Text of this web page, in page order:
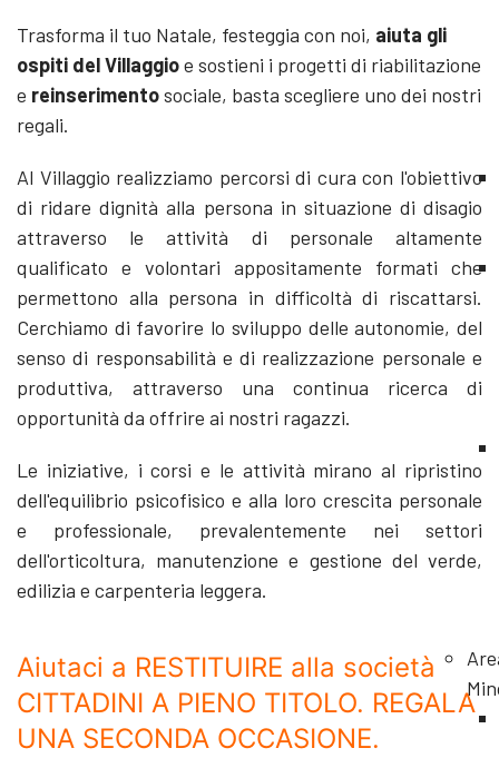
Trasforma il tuo Natale, festeggia con noi, aiuta gli
ospiti del Villaggioe sostieni i progetti di riabilitazione
e reinserimentosociale, basta scegliere uno dei nostri
regali.
Al Villaggio realizziamo percorsi di cura con l'obiettivo
di ridare dignità alla persona in situazione di disagio
attraverso le attività di personale altamente
qualificato e volontari appositamente formati che
permettono alla persona in difficoltà di riscattarsi.
Cerchiamo di favorire lo sviluppo delle autonomie, del
senso di responsabilità e di realizzazione personale e
produttiva, attraverso una continua ricerca di
opportunità da offrire ai nostri ragazzi.
Le iniziative, i corsi e le attività mirano al ripristino
dell'equilibrio psicofisico e alla loro crescita personale
e professionale, prevalentemente nei settori
dell'orticoltura, manutenzione e gestione del verde,
edilizia e carpenteria leggera.
Aiutaci a RESTITUIRE alla società
CITTADINI A PIENO TITOLO. REGALA
UNA SECONDA OCCASIONE.